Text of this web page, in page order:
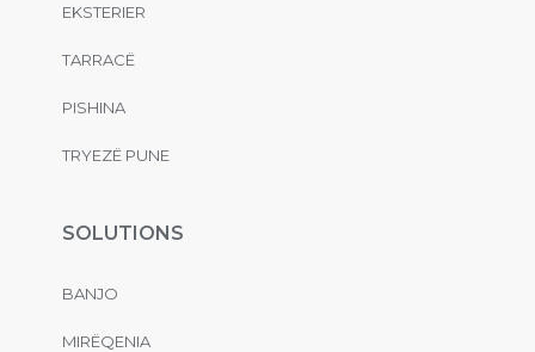
EKSTERIER
TARRACË
PISHINA
TRYEZË PUNE
SOLUTIONS
BANJO
MIRËQENIA